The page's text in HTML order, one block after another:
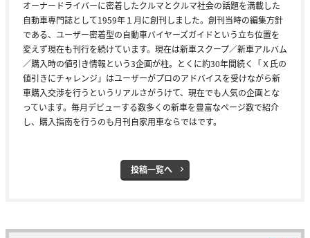
オーナードライバーに密着したクルマとクルマ社会の話題を満載した
自動車専門誌として1959年１月に創刊しました。創刊当時の編集方針
である、ユーザー密着型の自動車バイヤーズガイドという立ち位置を
変えず現在も刊行を続けています。現在は新車スクープ／新車アルバム
／購入時の値引き情報という3企画が柱。とくに約30年間続く「Ｘ氏の
値引きにチャレンジ」はユーザーがプロのアドバイスを受けながら新
車購入交渉を行うというリアルさがうけて、現在でも人気の企画とな
っています。毎月デビューする数多くの新車を豊富なページ数で紹介
し、購入指南を行うのも月刊自家用車ならではです。
投稿一覧へ